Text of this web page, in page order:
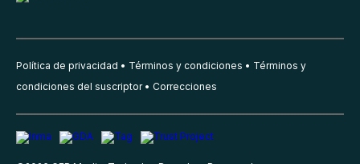
Política de privacidad Términos y condiciones
Términos y
condiciones del suscriptor
Correcciones